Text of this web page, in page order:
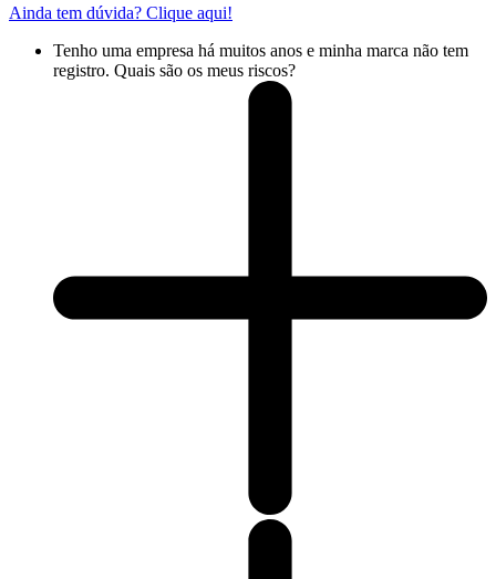
Ainda tem dúvida? Clique aqui!
Tenho uma empresa há muitos anos e minha marca não tem
registro. Quais são os meus riscos?